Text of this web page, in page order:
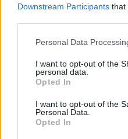
Downstream Participants that
Personal Data
I want to opt-out of the
personal data.
Opted In
I want to opt-out of the
Personal Data.
Opted In